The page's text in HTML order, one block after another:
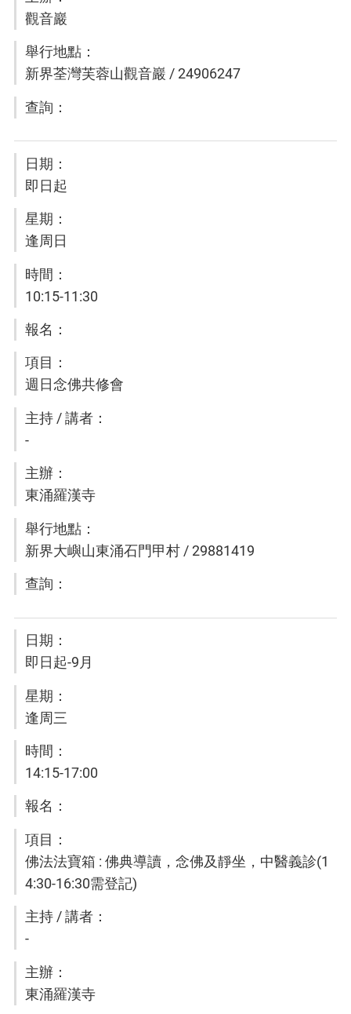
觀音巖
新界荃灣芙蓉山觀音巖 / 24906247
即日起
逢周日
10:15-11:30
週日念佛共修會
-
東涌羅漢寺
新界大嶼山東涌石門甲村 / 29881419
即日起-9月
逢周三
14:15-17:00
佛法法寶箱 : 佛典導讀，念佛及靜坐，中醫義診(1
4:30-16:30需登記)
-
東涌羅漢寺